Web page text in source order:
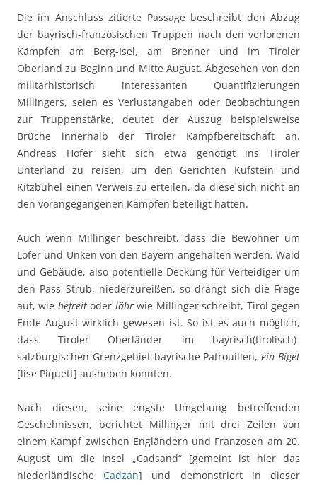
Die im Anschluss zitierte Passage beschreibt den Abzug
der bayrisch-französischen Truppen nach den verlorenen
Kämpfen am Berg-Isel, am Brenner und im Tiroler
Oberland zu Beginn und Mitte August. Abgesehen von den
militärhistorisch interessanten Quantifizierungen
Millingers, seien es Verlustangaben oder Beobachtungen
zur Truppenstärke, deutet der Auszug beispielsweise
Brüche innerhalb der Tiroler Kampfbereitschaft an.
Andreas Hofer sieht sich etwa genötigt ins Tiroler
Unterland zu reisen, um den Gerichten Kufstein und
Kitzbühel einen Verweis zu erteilen, da diese sich nicht an
den vorangegangenen Kämpfen beteiligt hatten.
Auch wenn Millinger beschreibt, dass die Bewohner um
Lofer und Unken von den Bayern angehalten werden, Wald
und Gebäude, also potentielle Deckung für Verteidiger um
den Pass Strub, niederzureißen, so drängt sich die Frage
auf, wie befreitoder lährwie Millinger schreibt, Tirol gegen
Ende August wirklich gewesen ist. So ist es auch möglich,
dass Tiroler Oberländer im bayrisch(tirolisch)-
salzburgischen Grenzgebiet bayrische Patrouillen,ein Biget
[lise Piquett] ausheben konnten.
Nach diesen, seine engste Umgebung betreffenden
Geschehnissen, berichtet Millinger mit drei Zeilen von
einem Kampf zwischen Engländern und Franzosen am 20.
August um die Insel „Cadsand“ [gemeint ist hier das
niederländischeCadzan] und demonstriert in dieser